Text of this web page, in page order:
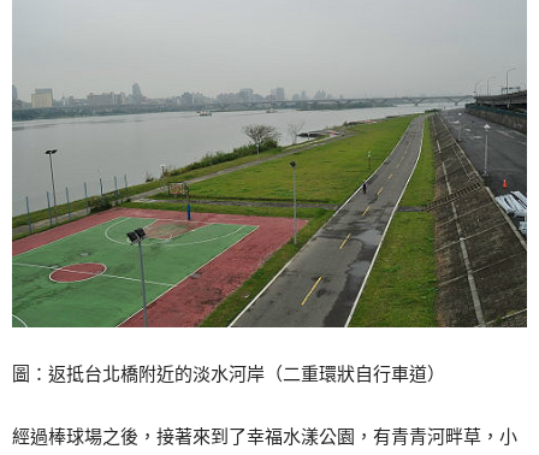
圖：返抵台北橋附近的淡水河岸（二重環狀自行車道）
經過棒球場之後，接著來到了幸福水漾公園，有青青河畔草，小